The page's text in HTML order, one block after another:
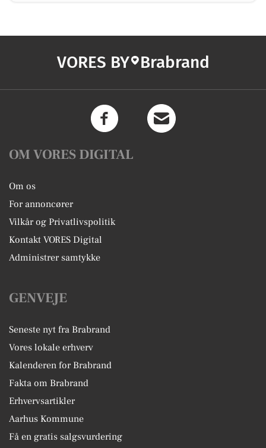
VORES BY Brabrand
OM VORES DIGITAL
Om os
For annoncører
Vilkår og Privatlivspolitik
Kontakt VORES Digital
Administrer samtykke
GENVEJE
Seneste nyt fra Brabrand
Vores lokale erhverv
Kalenderen for Brabrand
Fakta om Brabrand
Erhvervsartikler
Aarhus Kommune
Få en gratis salgsvurdering